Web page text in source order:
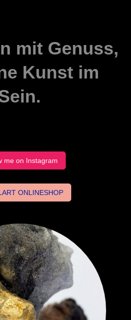
mit Genuss,
Kunst im
me on Instagram
ONLINESHOP